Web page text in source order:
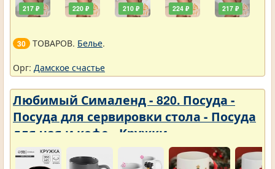
217 ₽ 220 ₽ 210 ₽ 224 ₽ 217 ₽
30 ТОВАРОВ. Белье.
Орг: Дамское счастье
Любимый Сималенд - 820. Посуда -
Посуда для сервировки стола - Посуда
для чая и кофе - Кружки